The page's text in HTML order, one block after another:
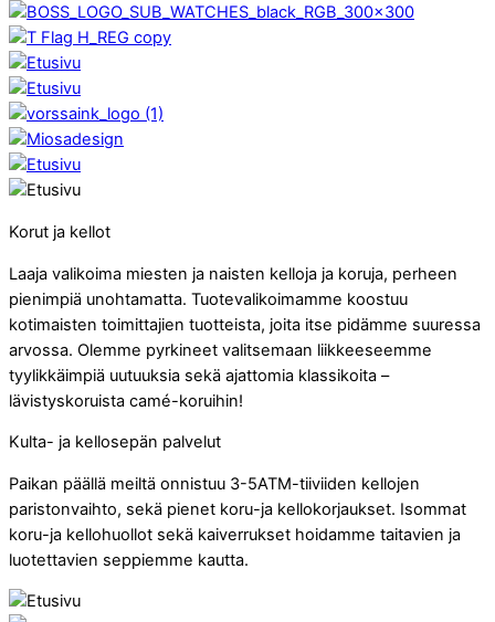
Korut ja kellot
Laaja valikoima miesten ja naisten kelloja ja koruja, perheen
pienimpiä unohtamatta. Tuotevalikoimamme koostuu
kotimaisten toimittajien tuotteista, joita itse pidämme suuressa
arvossa. Olemme pyrkineet valitsemaan liikkeeseemme
tyylikkäimpiä uutuuksia sekä ajattomia klassikoita –
lävistyskoruista camé-koruihin!
Kulta- ja kellosepän palvelut
Paikan päällä meiltä onnistuu 3-5ATM-tiiviiden kellojen
paristonvaihto, sekä pienet koru-ja kellokorjaukset. Isommat
koru-ja kellohuollot sekä kaiverrukset hoidamme taitavien ja
luotettavien seppiemme kautta.